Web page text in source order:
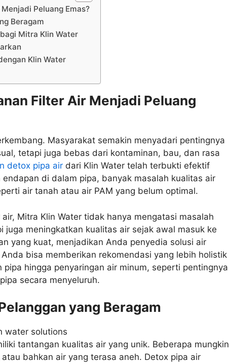
Peluang Emas?
Beragam
Mitra Klin Water
Klin Water
Filter Air Menjadi Peluang
Masyarakat semakin menyadari pentingnya
tetapi juga bebas dari kontaminan, bau, dan rasa
detox pipa air dari Klin Water telah terbukti efektif
di dalam pipa, banyak masalah kualitas air
air tanah atau air PAM yang belum optimal.
Mitra Klin Water tidak hanya mengatasi masalah
meningkatkan kualitas air sejak awal masuk ke
yang kuat, menjadikan Anda penyedia solusi air
bisa memberikan rekomendasi yang lebih holistik
hingga penyaringan air minum, seperti pentingnya
secara menyeluruh.
yang Beragam
tantangan kualitas air yang unik. Beberapa mungkin
bahkan air yang terasa aneh. Detox pipa air